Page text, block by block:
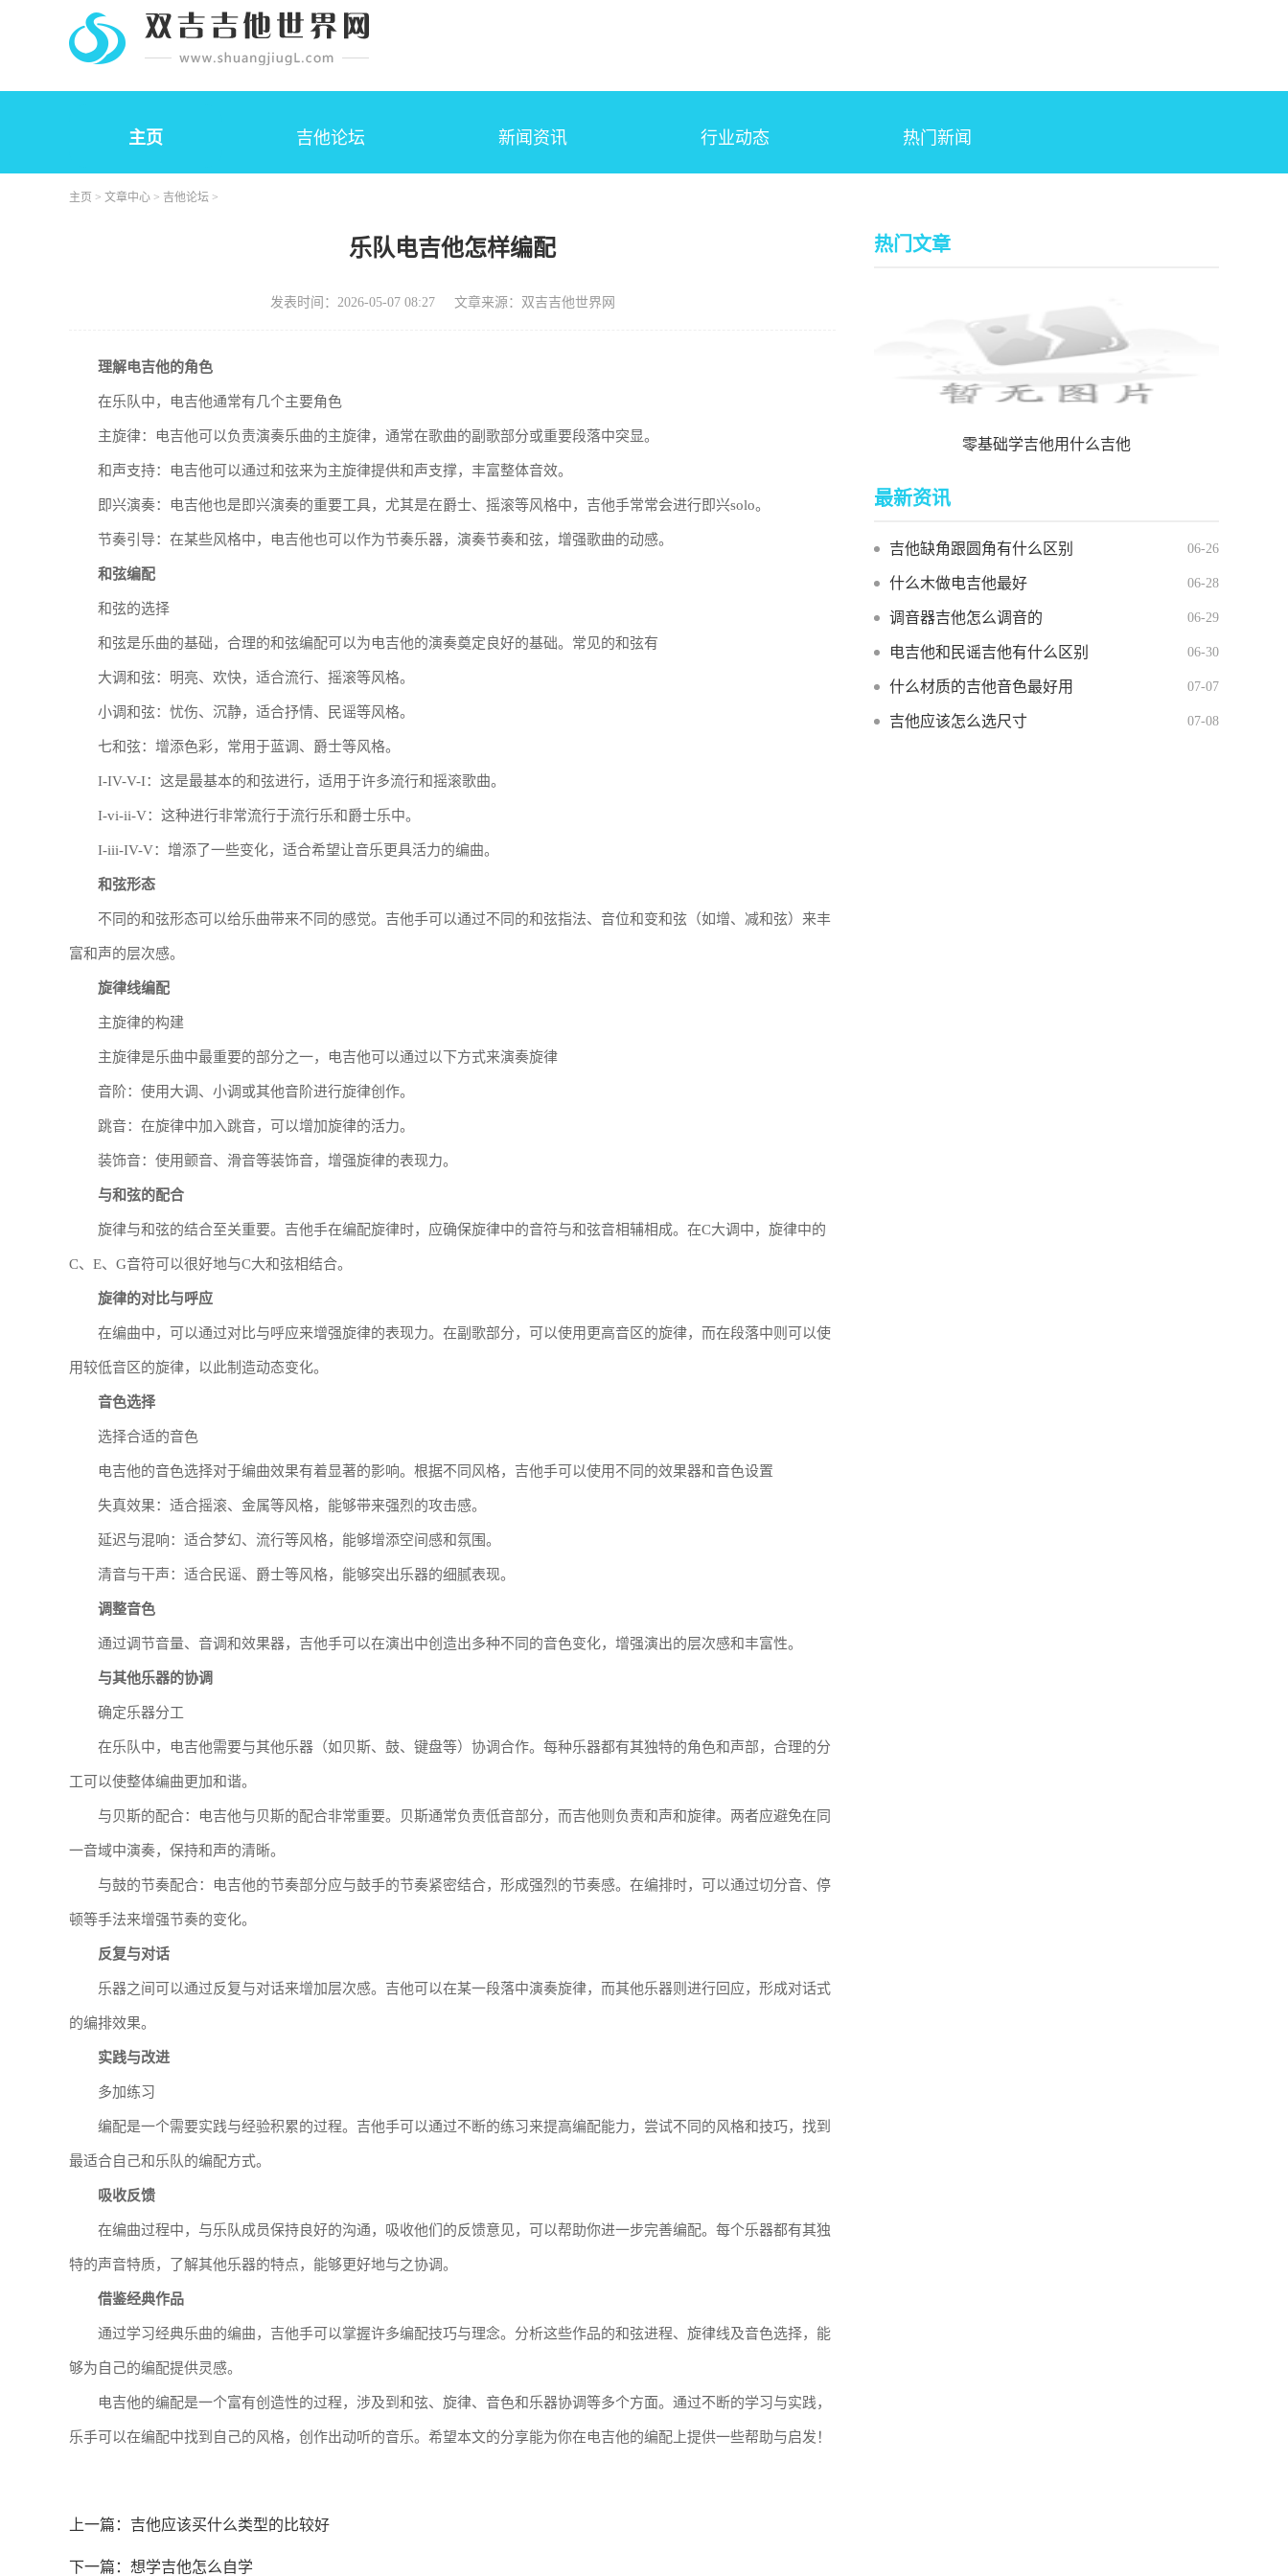
主页 吉他论坛 新闻资讯 行业动态 热门新闻
主页 > 文章中心 > 吉他论坛 >
乐队电吉他怎样编配
发表时间：2026-05-07 08:27 文章来源：双吉吉他世界网
理解电吉他的角色
在乐队中，电吉他通常有几个主要角色
主旋律：电吉他可以负责演奏乐曲的主旋律，通常在歌曲的副歌部分或重要段落中突显。
和声支持：电吉他可以通过和弦来为主旋律提供和声支撑，丰富整体音效。
即兴演奏：电吉他也是即兴演奏的重要工具，尤其是在爵士、摇滚等风格中，吉他手常常会进行即兴solo。
节奏引导：在某些风格中，电吉他也可以作为节奏乐器，演奏节奏和弦，增强歌曲的动感。
和弦编配
和弦的选择
和弦是乐曲的基础，合理的和弦编配可以为电吉他的演奏奠定良好的基础。常见的和弦有
大调和弦：明亮、欢快，适合流行、摇滚等风格。
小调和弦：忧伤、沉静，适合抒情、民谣等风格。
七和弦：增添色彩，常用于蓝调、爵士等风格。
I-IV-V-I：这是最基本的和弦进行，适用于许多流行和摇滚歌曲。
I-vi-ii-V：这种进行非常流行于流行乐和爵士乐中。
I-iii-IV-V：增添了一些变化，适合希望让音乐更具活力的编曲。
和弦形态
不同的和弦形态可以给乐曲带来不同的感觉。吉他手可以通过不同的和弦指法、音位和变和弦（如增、减和弦）来丰
富和声的层次感。
旋律线编配
主旋律的构建
主旋律是乐曲中最重要的部分之一，电吉他可以通过以下方式来演奏旋律
音阶：使用大调、小调或其他音阶进行旋律创作。
跳音：在旋律中加入跳音，可以增加旋律的活力。
装饰音：使用颤音、滑音等装饰音，增强旋律的表现力。
与和弦的配合
旋律与和弦的结合至关重要。吉他手在编配旋律时，应确保旋律中的音符与和弦音相辅相成。在C大调中，旋律中的
C、E、G音符可以很好地与C大和弦相结合。
旋律的对比与呼应
在编曲中，可以通过对比与呼应来增强旋律的表现力。在副歌部分，可以使用更高音区的旋律，而在段落中则可以使
用较低音区的旋律，以此制造动态变化。
音色选择
选择合适的音色
电吉他的音色选择对于编曲效果有着显著的影响。根据不同风格，吉他手可以使用不同的效果器和音色设置
失真效果：适合摇滚、金属等风格，能够带来强烈的攻击感。
延迟与混响：适合梦幻、流行等风格，能够增添空间感和氛围。
清音与干声：适合民谣、爵士等风格，能够突出乐器的细腻表现。
调整音色
通过调节音量、音调和效果器，吉他手可以在演出中创造出多种不同的音色变化，增强演出的层次感和丰富性。
与其他乐器的协调
确定乐器分工
在乐队中，电吉他需要与其他乐器（如贝斯、鼓、键盘等）协调合作。每种乐器都有其独特的角色和声部，合理的分
工可以使整体编曲更加和谐。
与贝斯的配合：电吉他与贝斯的配合非常重要。贝斯通常负责低音部分，而吉他则负责和声和旋律。两者应避免在同
一音域中演奏，保持和声的清晰。
与鼓的节奏配合：电吉他的节奏部分应与鼓手的节奏紧密结合，形成强烈的节奏感。在编排时，可以通过切分音、停
顿等手法来增强节奏的变化。
反复与对话
乐器之间可以通过反复与对话来增加层次感。吉他可以在某一段落中演奏旋律，而其他乐器则进行回应，形成对话式
的编排效果。
实践与改进
多加练习
编配是一个需要实践与经验积累的过程。吉他手可以通过不断的练习来提高编配能力，尝试不同的风格和技巧，找到
最适合自己和乐队的编配方式。
吸收反馈
在编曲过程中，与乐队成员保持良好的沟通，吸收他们的反馈意见，可以帮助你进一步完善编配。每个乐器都有其独
特的声音特质，了解其他乐器的特点，能够更好地与之协调。
借鉴经典作品
通过学习经典乐曲的编曲，吉他手可以掌握许多编配技巧与理念。分析这些作品的和弦进程、旋律线及音色选择，能
够为自己的编配提供灵感。
电吉他的编配是一个富有创造性的过程，涉及到和弦、旋律、音色和乐器协调等多个方面。通过不断的学习与实践，
乐手可以在编配中找到自己的风格，创作出动听的音乐。希望本文的分享能为你在电吉他的编配上提供一些帮助与启发！
上一篇： 吉他应该买什么类型的比较好
下一篇： 想学吉他怎么自学
热门文章
零基础学吉他用什么吉他
最新资讯
吉他缺角跟圆角有什么区别 06-26
什么木做电吉他最好 06-28
调音器吉他怎么调音的 06-29
电吉他和民谣吉他有什么区别 06-30
什么材质的吉他音色最好用 07-07
吉他应该怎么选尺寸 07-08